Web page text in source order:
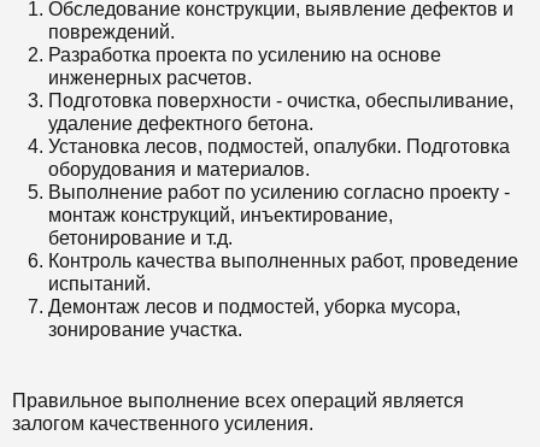
Обследование конструкции, выявление дефектов и
повреждений.
Разработка проекта по усилению на основе
инженерных расчетов.
Подготовка поверхности - очистка, обеспыливание,
удаление дефектного бетона.
Установка лесов, подмостей, опалубки. Подготовка
оборудования и материалов.
Выполнение работ по усилению согласно проекту -
монтаж конструкций, инъектирование,
бетонирование и т.д.
Контроль качества выполненных работ, проведение
испытаний.
Демонтаж лесов и подмостей, уборка мусора,
зонирование участка.
Правильное выполнение всех операций является
залогом качественного усиления.